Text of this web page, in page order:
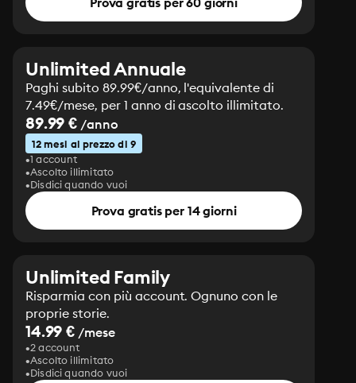
Unlimited Annuale
Paghi subito 89.99€/anno, l'equivalente di
7.49€/mese, per 1 anno di ascolto illimitato.
89.99 € /anno
12 mesi al prezzo di 9
1 account
Ascolto illimitato
Disdici quando vuoi
Prova gratis per 14 giorni
Unlimited Family
Risparmia con più account. Ognuno con le
proprie storie.
14.99 € /mese
2 account
Ascolto illimitato
Disdici quando vuoi